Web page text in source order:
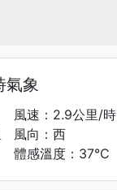
氣象
風速：2.9公里/時
風向：西
體感溫度：37°C